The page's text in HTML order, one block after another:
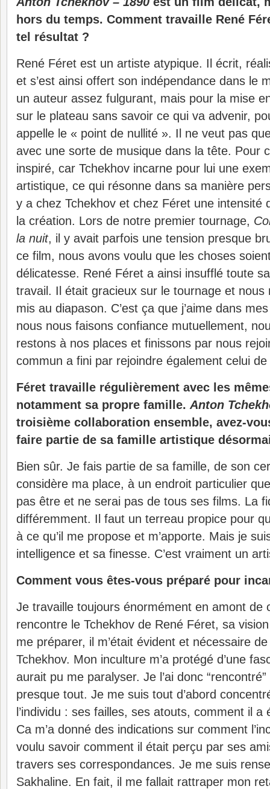
hors du temps. Comment travaille René
tel résultat ?
René Féret est un artiste atypique. Il écrit,
et s’est ainsi offert son indépendance dans le
un auteur assez fulgurant, mais pour la mise
sur le plateau sans savoir ce qui va advenir,
appelle le « point de nullité ». Il ne veut pas
avec une sorte de musique dans la tête. Pour
inspiré, car Tchekhov incarne pour lui une
artistique, ce qui résonne dans sa manière
y a chez Tchekhov et chez Féret une intensité
la création. Lors de notre premier tournage,
la nuit, il y avait parfois une tension presque
ce film, nous avons voulu que les choses
délicatesse. René Féret a ainsi insufflé toute
travail. Il était gracieux sur le tournage et nous
mis au diapason. C’est ça que j’aime dans
nous nous faisons confiance mutuellement,
restons à nos places et finissons par nous
commun a fini par rejoindre également celui
Féret travaille régulièrement avec les
notamment sa propre famille. Anton
troisième collaboration ensemble, avez-
faire partie de sa famille artistique
Bien sûr. Je fais partie de sa famille, de son
considère ma place, à un endroit particulier
pas être et ne serai pas de tous ses films. La
différemment. Il faut un terreau propice pour
à ce qu’il me propose et m’apporte. Mais je
intelligence et sa finesse. C’est vraiment un
Comment vous êtes-vous préparé pour
Je travaille toujours énormément en amont de
rencontre le Tchekhov de René Féret, sa
me préparer, il m’était évident et nécessaire
Tchekhov. Mon inculture m’a protégé d’une
aurait pu me paralyser. Je l’ai donc
presque tout. Je me suis tout d’abord
l’individu : ses failles, ses atouts, comment il
Ca m’a donné des indications sur comment
voulu savoir comment il était perçu par ses
travers ses correspondances. Je me suis
Sakhaline. En fait, il me fallait rattraper mon